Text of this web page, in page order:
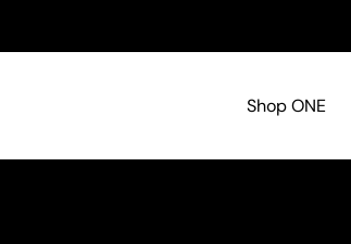
Shop ONE